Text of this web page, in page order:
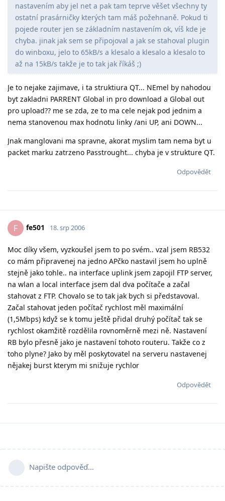
nastavením aby jel net a pak tam teprve věšet všechny ty
ostatní prasárničky kterých tam máš požehnaně. Pokud ti
pojede router jen se základním nastavením ok, víš kde je
chyba. jinak jak sem se připojoval a jak se stahoval plugin
do winboxu, jelo to 65kB/s a klesalo a klesalo a klesalo to
až na 15kB/s takže je to tak jak říkáš ;)
Je to nejake zajimave, i ta struktiura QT... NEmel by nahodou
byt zakladni PARRENT Global in pro download a Global out
pro upload?? me se zda, ze to ma cele nejak pod jednim a
nema stanovenou max hodnotu linky /ani UP, ani DOWN...
Jnak manglovani ma spravne, akorat myslim tam nema byt u
packet marku zatrzeno Passtrought... chyba je v strukture QT.
Odpovědět
F fe501 18. srp 2006
Moc díky všem, vyzkoušel jsem to po svém.. vzal jsem RB532
co mám připravenej na jedno APčko nastavil jsem ho uplně
stejně jako tohle.. na interface uplink jsem zapojil FTP server,
na wlan a local interface jsem dal dva počítače a začal
stahovat z FTP. Chovalo se to tak jak bych si představoval.
Začal stahovat jeden počítač rychlost měl maximální
(1,5Mbps) když se k tomu ještě přidal druhý počítač tak se
rychlost okamžitě rozdělila rovnoměrně mezi ně. Nastavení
RB bylo přesně jako je nastavení tohoto routeru. Takže co z
toho plyne? Jako by měl poskytovatel na serveru nastavenej
nějakej burst kterym mi snižuje rychlor
Odpovědět
Napište odpověď…